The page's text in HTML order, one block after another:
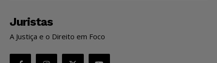
Juristas
A Justiça e o Direito em Foco